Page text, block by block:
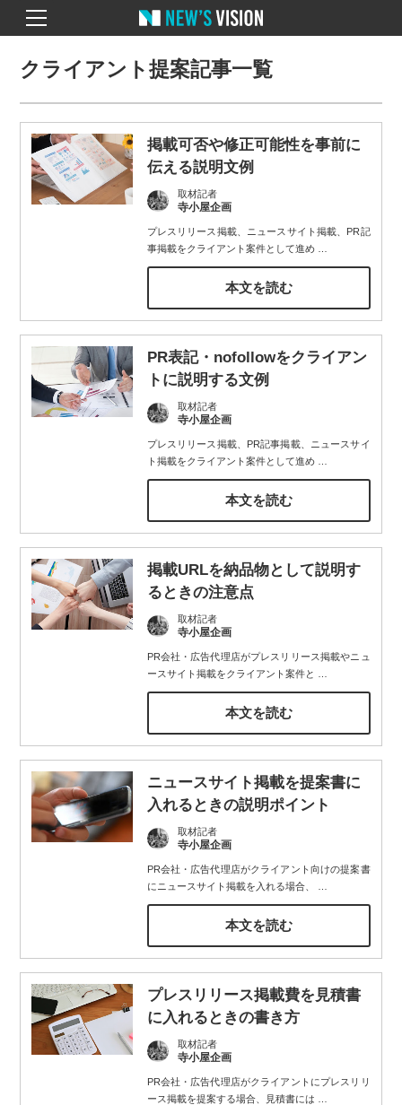
クライアント提案記事一覧
掲載可否や修正可能性を事前に
伝える説明文例
取材記者
寺小屋企画
プレスリリース掲載、ニュースサイト掲載、PR記
事掲載をクライアント案件として進め…
本文を読む
PR表記・nofollowをクライアン
トに説明する文例
取材記者
寺小屋企画
プレスリリース掲載、PR記事掲載、ニュースサイ
ト掲載をクライアント案件として進め…
本文を読む
掲載URLを納品物として説明す
るときの注意点
取材記者
寺小屋企画
PR会社・広告代理店がプレスリリース掲載やニュ
ースサイト掲載をクライアント案件と
本文を読む
ニュースサイト掲載を提案書に
入れるときの説明ポイント
取材記者
寺小屋企画
PR会社・広告代理店がクライアント向けの提案書
にニュースサイト掲載を入れる場合、
本文を読む
プレスリリース掲載費を見積書
に入れるときの書き方
取材記者
寺小屋企画
PR会社・広告代理店がクライアントにプレスリリ
ース掲載を提案する場合、見積書には